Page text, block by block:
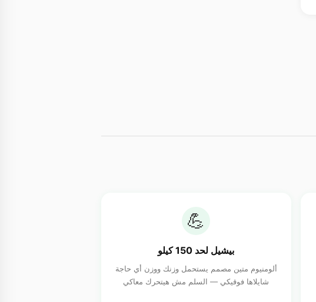
💪
بيشيل لحد 150 كيلو
ألومنيوم متين مصمم يستحمل وزنك ووزن أي حاجة
شايلاها فوقيكي — السلم مش هيتحرك معاكي